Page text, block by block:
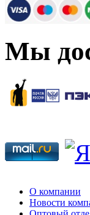
Мы
О компании
Новости